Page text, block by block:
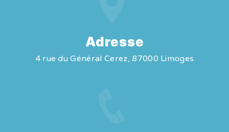
Adresse
4 rue du Général Cerez, 87000 Limoges